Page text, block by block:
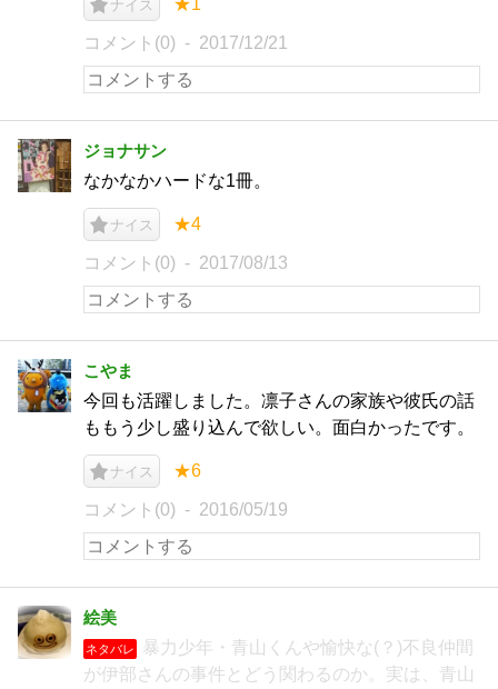
ナイス ★1
コメント(0) 2017/12/21
ジョナサン
なかなかハードな1冊。
ナイス ★4
コメント(0) 2017/08/13
こやま
今回も活躍しました。凛子さんの家族や彼氏の話
ももう少し盛り込んで欲しい。面白かったです。
ナイス ★6
コメント(0) 2016/05/19
絵美
ネタバレ
暴力少年・青山くんや愉快な(？)不良仲間
が伊部さんの事件とどう関わるのか。実は、青山